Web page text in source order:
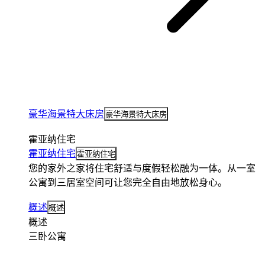
豪华海景特大床房 豪华海景特大床房
霍亚纳住宅
霍亚纳住宅 霍亚纳住宅
您的家外之家将住宅舒适与度假轻松融为一体。从一室
公寓到三居室空间可让您完全自由地放松身心。
概述 概述
概述
三卧公寓